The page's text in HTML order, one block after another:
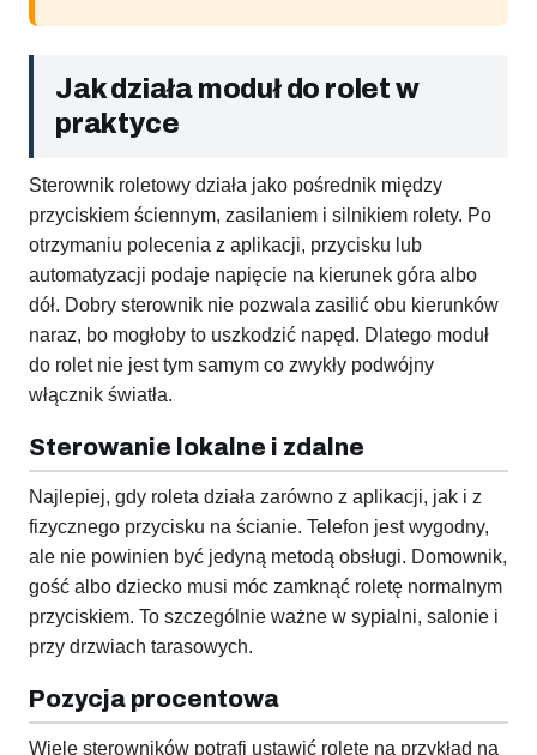
Jak działa moduł do rolet w
praktyce
Sterownik roletowy działa jako pośrednik między
przyciskiem ściennym, zasilaniem i silnikiem rolety. Po
otrzymaniu polecenia z aplikacji, przycisku lub
automatyzacji podaje napięcie na kierunek góra albo
dół. Dobry sterownik nie pozwala zasilić obu kierunków
naraz, bo mogłoby to uszkodzić napęd. Dlatego moduł
do rolet nie jest tym samym co zwykły podwójny
włącznik światła.
Sterowanie lokalne i zdalne
Najlepiej, gdy roleta działa zarówno z aplikacji, jak i z
fizycznego przycisku na ścianie. Telefon jest wygodny,
ale nie powinien być jedyną metodą obsługi. Domownik,
gość albo dziecko musi móc zamknąć roletę normalnym
przyciskiem. To szczególnie ważne w sypialni, salonie i
przy drzwiach tarasowych.
Pozycja procentowa
Wiele sterowników potrafi ustawić roletę na przykład na